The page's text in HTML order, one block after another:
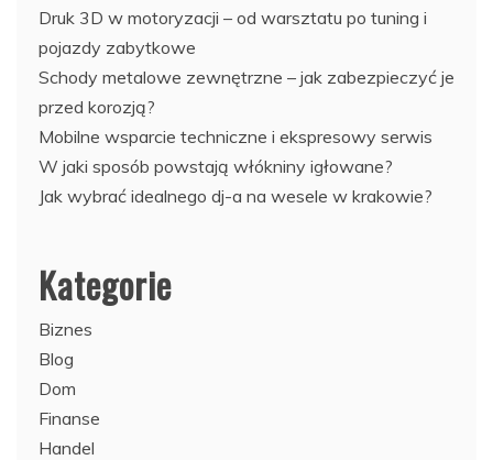
Druk 3D w motoryzacji – od warsztatu po tuning i
pojazdy zabytkowe
Schody metalowe zewnętrzne – jak zabezpieczyć je
przed korozją?
Mobilne wsparcie techniczne i ekspresowy serwis
W jaki sposób powstają włókniny igłowane?
Jak wybrać idealnego dj-a na wesele w krakowie?
Kategorie
Biznes
Blog
Dom
Finanse
Handel